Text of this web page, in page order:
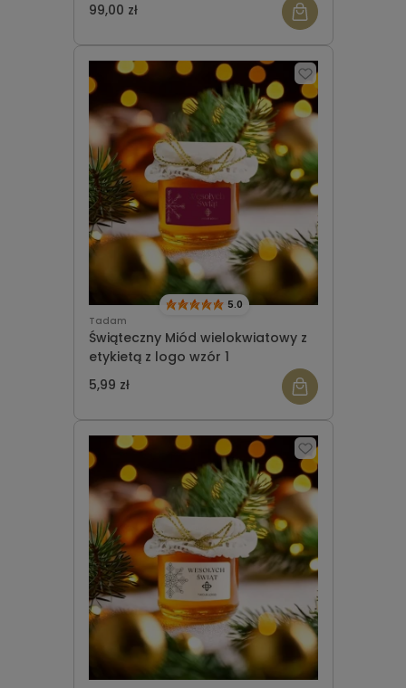
99,00 zł
Tadam
Świąteczny Miód wielokwiatowy z
etykietą z logo wzór 1
5.0
5,99 zł